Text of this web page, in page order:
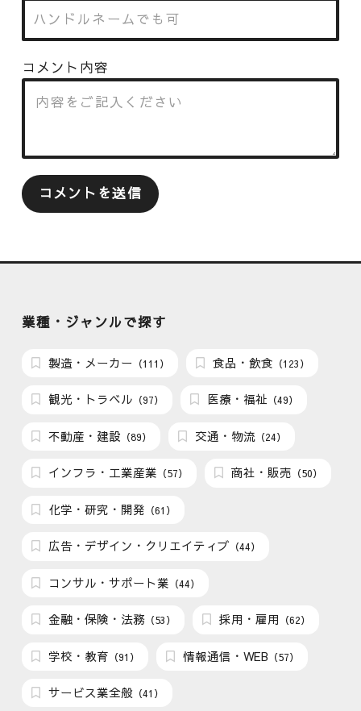
コメント内容
業種・ジャンルで探す
製造・メーカー （111） 食品・飲食 （123）
観光・トラベル （97） 医療・福祉 （49）
不動産・建設 （89） 交通・物流 （24）
インフラ・工業産業 （57） 商社・販売 （50）
化学・研究・開発 （61）
広告・デザイン・クリエイティブ （44）
コンサル・サポート業 （44）
金融・保険・法務 （53） 採用・雇用 （62）
学校・教育 （91） 情報通信・WEB （57）
サービス業全般 （41）